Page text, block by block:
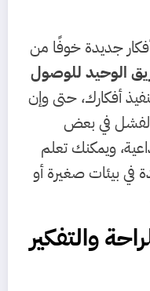
أفكار جديدة خوفًا من
الوحيد للوصول
أفكارك، حتى وإن
الفشل في بعض
ويمكنك تعلم
في بيئات صغيرة أو
والتفكير